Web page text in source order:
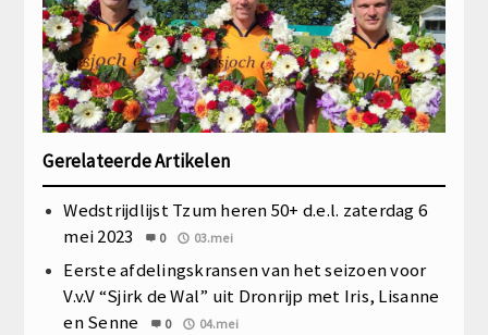
Gerelateerde Artikelen
Wedstrijdlijst Tzum heren 50+ d.e.l. zaterdag 6
mei 2023
0 03.mei
Eerste afdelingskransen van het seizoen voor
V.v.V “Sjirk de Wal” uit Dronrijp met Iris, Lisanne
en Senne
0 04.mei